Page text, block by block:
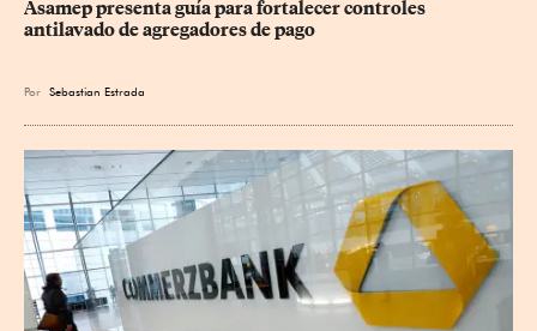
Asamep presenta guía para fortalecer controles
antilavado de agregadores de pago
Por Sebastian Estrada